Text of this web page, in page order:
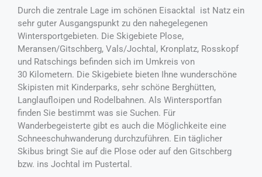
Durch die zentrale Lage im schönen Eisacktal ist Natz ein
sehr guter Ausgangspunkt zu den nahegelegenen
Wintersportgebieten. Die Skigebiete Plose,
Meransen/Gitschberg, Vals/Jochtal, Kronplatz, Rosskopf
und Ratschings befinden sich im Umkreis von
30 Kilometern. Die Skigebiete bieten Ihne wunderschöne
Skipisten mit Kinderparks, sehr schöne Berghütten,
Langlaufloipen und Rodelbahnen. Als Wintersportfan
finden Sie bestimmt was sie Suchen. Für
Wanderbegeisterte gibt es auch die Möglichkeite eine
Schneeschuhwanderung durchzuführen. Ein täglicher
Skibus bringt Sie auf die Plose oder auf den Gitschberg
bzw. ins Jochtal im Pustertal.